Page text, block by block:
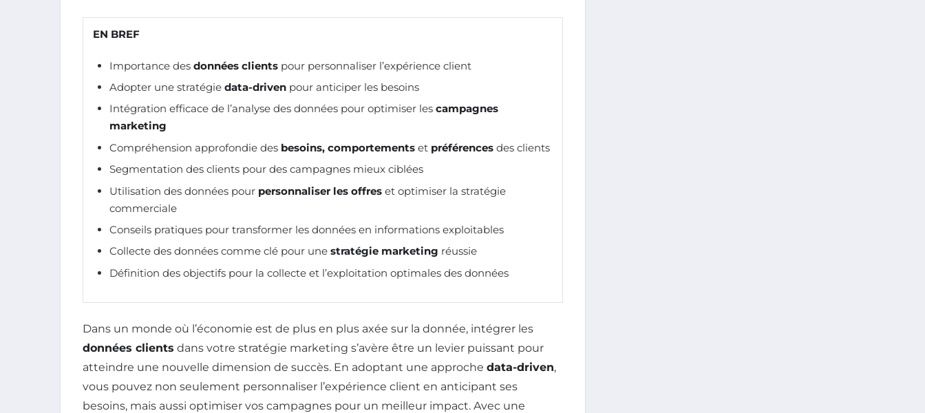
EN BREF
Importance des données clients pour personnaliser l’expérience client
Adopter une stratégie data-driven pour anticiper les besoins
Intégration efficace de l’analyse des données pour optimiser les campagnes
marketing
Compréhension approfondie des besoins, comportements et préférences des clients
Segmentation des clients pour des campagnes mieux ciblées
Utilisation des données pour personnaliser les offres et optimiser la stratégie
commerciale
Conseils pratiques pour transformer les données en informations exploitables
Collecte des données comme clé pour une stratégie marketing réussie
Définition des objectifs pour la collecte et l’exploitation optimales des données
Dans un monde où l’économie est de plus en plus axée sur la donnée, intégrer les
données clients dans votre stratégie marketing s’avère être un levier puissant pour
atteindre une nouvelle dimension de succès. En adoptant une approche data-driven,
vous pouvez non seulement personnaliser l’expérience client en anticipant ses
besoins, mais aussi optimiser vos campagnes pour un meilleur impact. Avec une